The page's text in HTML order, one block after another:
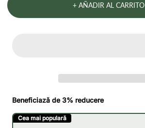
+ AÑADIR AL CARRITO
Beneficiază de 3% reducere
Cea mai populară